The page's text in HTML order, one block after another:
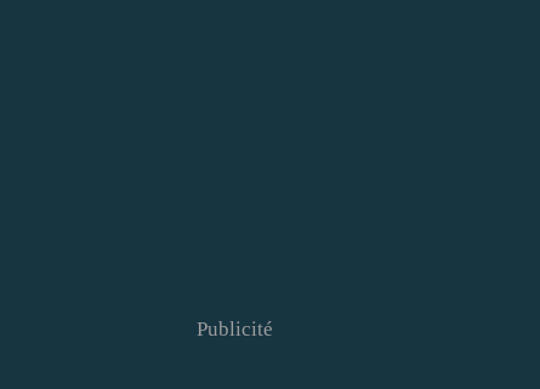
Publicité